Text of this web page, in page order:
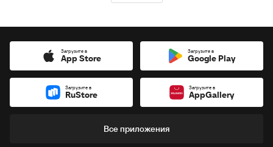
Загрузите в
App Store
Загрузите в
Google Play
Загрузите в
RuStore
Загрузите в
AppGallery
Все приложения